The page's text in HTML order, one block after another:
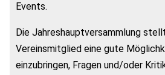
Events.
Die Jahreshauptversammlung
Vereinsmitglied eine gute
einzubringen, Fragen und/oder